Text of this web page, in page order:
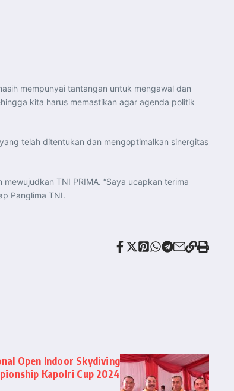
mempunyai tantangan untuk mengawal dan
kita harus memastikan agar agenda politik
telah ditentukan dan mengoptimalkan sinergitas
TNI PRIMA. “Saya ucapkan terima
Panglima TNI.
Open Indoor Skydiving
Kapolri Cup 2024